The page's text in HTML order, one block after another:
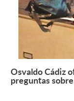
Osvaldo Cádiz
preguntas